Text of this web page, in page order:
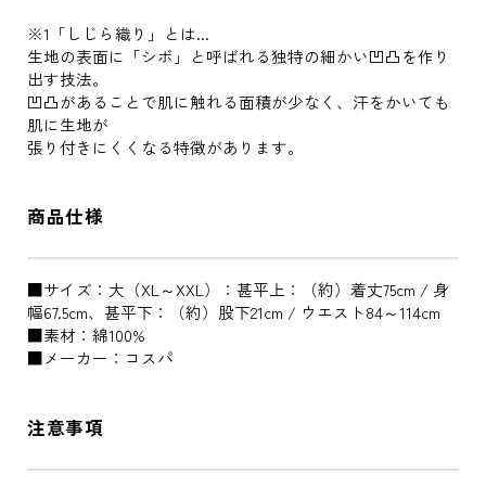
※1「しじら織り」とは...
生地の表面に「シボ」と呼ばれる独特の細かい凹凸を作り
出す技法。
凹凸があることで肌に触れる面積が少なく、汗をかいても
肌に生地が
張り付きにくくなる特徴があります。
商品仕様
■サイズ：大（XL～XXL）：甚平上：（約）着丈75cm / 身
幅67.5cm、甚平下：（約）股下21cm / ウエスト84～114cm
■素材：綿100%
■メーカー：コスパ
注意事項